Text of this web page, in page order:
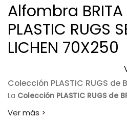
Alfombra BRITA
PLASTIC RUGS
LICHEN 70X250
Colección PLASTIC RUGS de
La Colección PLASTIC RUGS de
funcionales, sostenibles y llenas